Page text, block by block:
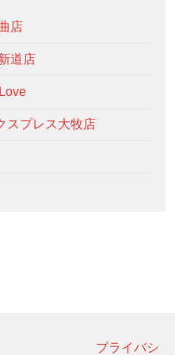
店
道店
スプレス大牧店
プライバシ